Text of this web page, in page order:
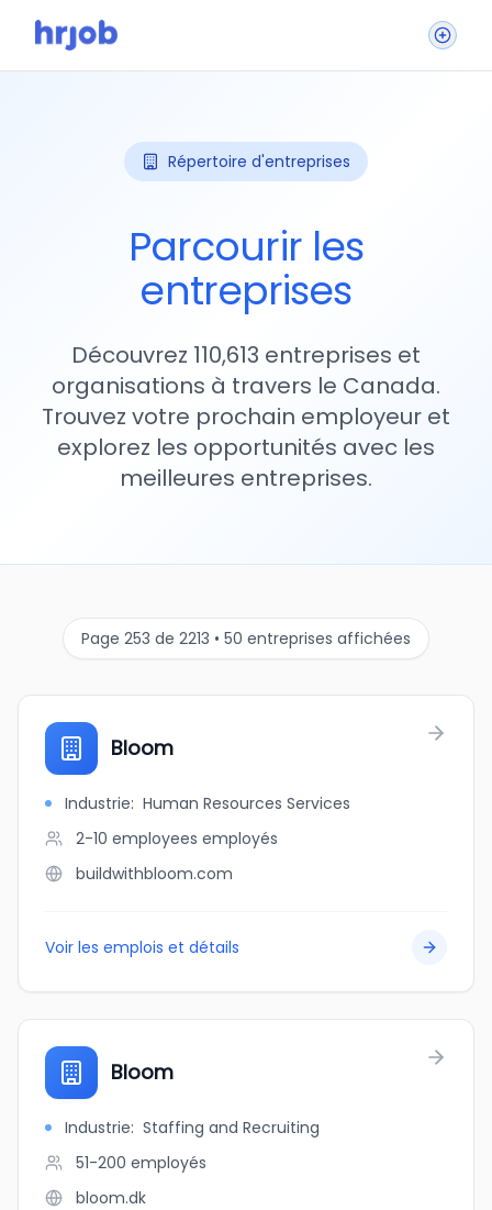
Répertoire d'entreprises
Parcourir les
entreprises
Découvrez 110,613 entreprises et
organisations à travers le Canada.
Trouvez votre prochain employeur et
explorez les opportunités avec les
meilleures entreprises.
Page 253 de 2213 • 50 entreprises affichées
Bloom
Industrie: Human Resources Services
2-10 employees employés
buildwithbloom.com
Voir les emplois et détails
Bloom
Industrie: Staffing and Recruiting
51-200 employés
bloom.dk